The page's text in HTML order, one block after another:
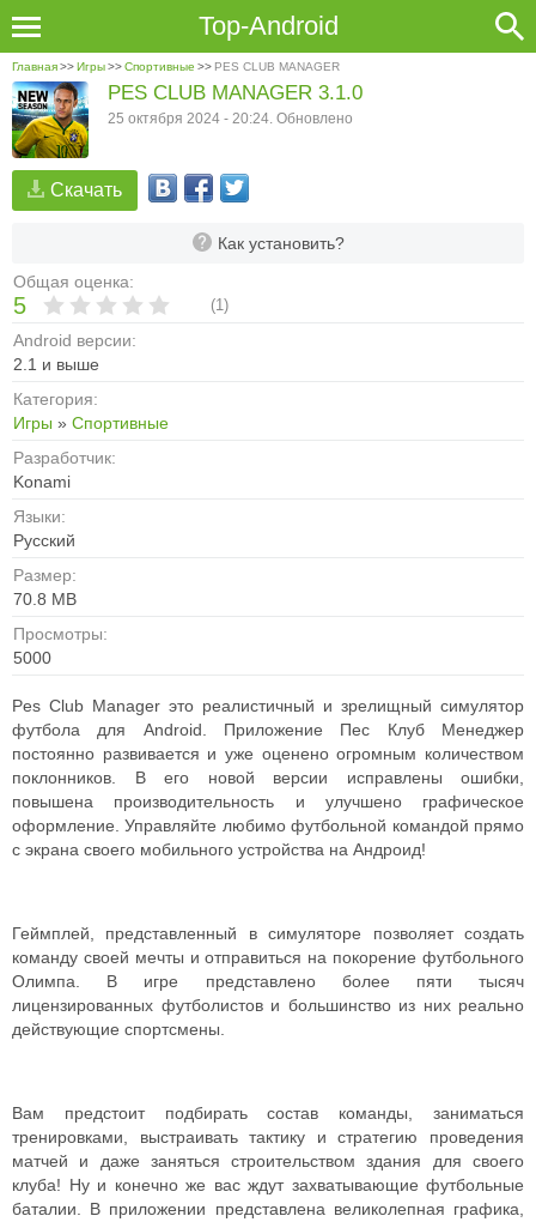
Top-Android
Главная>>Игры>>Спортивные >> PES CLUB MANAGER
Скачать
Как установить?
Общая оценка:
5 (1)
Android версии:
2.1 и выше
Категория:
Игры » Спортивные
Разработчик:
Konami
Языки:
Русский
Размер:
70.8 MB
Просмотры:
5000
PES CLUB MANAGER 3.1.0
25 октября 2024 - 20:24. Обновлено
Pes Club Manager это реалистичный и зрелищный симулятор
футбола для Android. Приложение Пес Клуб Менеджер
постоянно развивается и уже оценено огромным количеством
поклонников. В его новой версии исправлены ошибки,
повышена производительность и улучшено графическое
оформление. Управляйте любимо футбольной командой прямо
с экрана своего мобильного устройства на Андроид!
Геймплей, представленный в симуляторе позволяет создать
команду своей мечты и отправиться на покорение футбольного
Олимпа. В игре представлено более пяти тысяч
лицензированных футболистов и большинство из них реально
действующие спортсмены.
Вам предстоит подбирать состав команды, заниматься
тренировками, выстраивать тактику и стратегию проведения
матчей и даже заняться строительством здания для своего
клуба! Ну и конечно же вас ждут захватывающие футбольные
баталии. В приложении представлена великолепная графика,